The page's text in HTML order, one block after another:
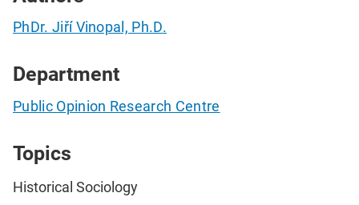
PhDr. Jiří Vinopal, Ph.D.
Department
Public Opinion Research Centre
Topics
Historical Sociology